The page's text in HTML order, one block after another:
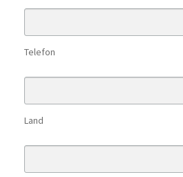
Telefon
Land